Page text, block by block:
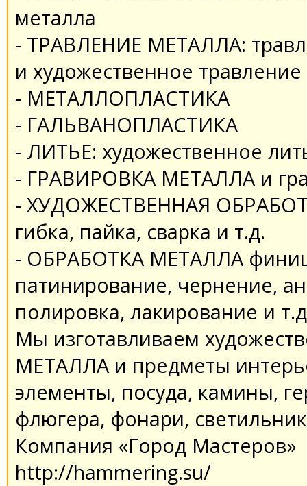
металла
- ТРАВЛЕНИЕ МЕТАЛЛА:
и художественное
- МЕТАЛЛОПЛАСТИКА
- ГАЛЬВАНОПЛАСТИКА
- ЛИТЬЕ: художественное
- ГРАВИРОВКА МЕТАЛЛА и
- ХУДОЖЕСТВЕННАЯ
гибка, пайка, сварка и т.д.
- ОБРАБОТКА МЕТАЛЛА
патинирование, чернение,
полировка, лакирование и
Мы изготавливаем
МЕТАЛЛА и предметы
элементы, посуда, камины,
флюгера, фонари,
Компания «Город Мастеров»
http://hammering.su/